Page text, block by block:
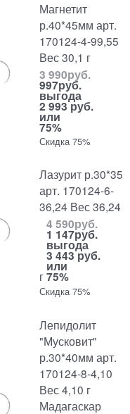
Магнетит
р.40*45мм арт.
170124-4-99,55
Вес 30,1 г
3 990руб.
997руб.
выгода
2 993 руб.
или
75%
Скидка 75%
Лазурит р.30*35
арт. 170124-6-
36,24 Вес 36,24
г
4 590руб.
1 147руб.
выгода
3 443 руб.
или
75%
Скидка 75%
Лепидолит
"Мусковит"
р.30*40мм арт.
170124-8-4,10
Вес 4,10 г
Мадагаскар